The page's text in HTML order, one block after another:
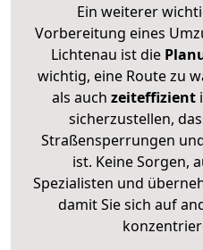
Ein weiterer
Vorbereitung eines
Lichtenau ist die
wichtig, eine Route zu
als auch zeiteffizient
sicherzustellen,
Straßensperrungen
ist. Keine Sorgen,
Spezialisten und
damit Sie sich auf